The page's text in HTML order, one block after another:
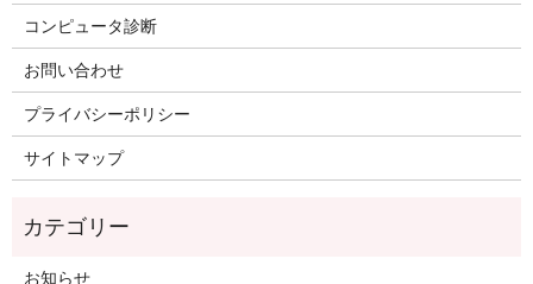
コンピュータ診断
お問い合わせ
プライバシーポリシー
サイトマップ
お知らせ